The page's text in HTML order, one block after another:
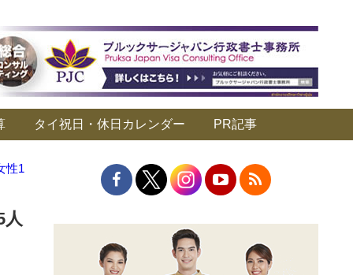
タイ祝日・休日カレンダー PR記事
性1
人